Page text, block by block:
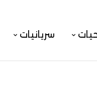
سريانيات